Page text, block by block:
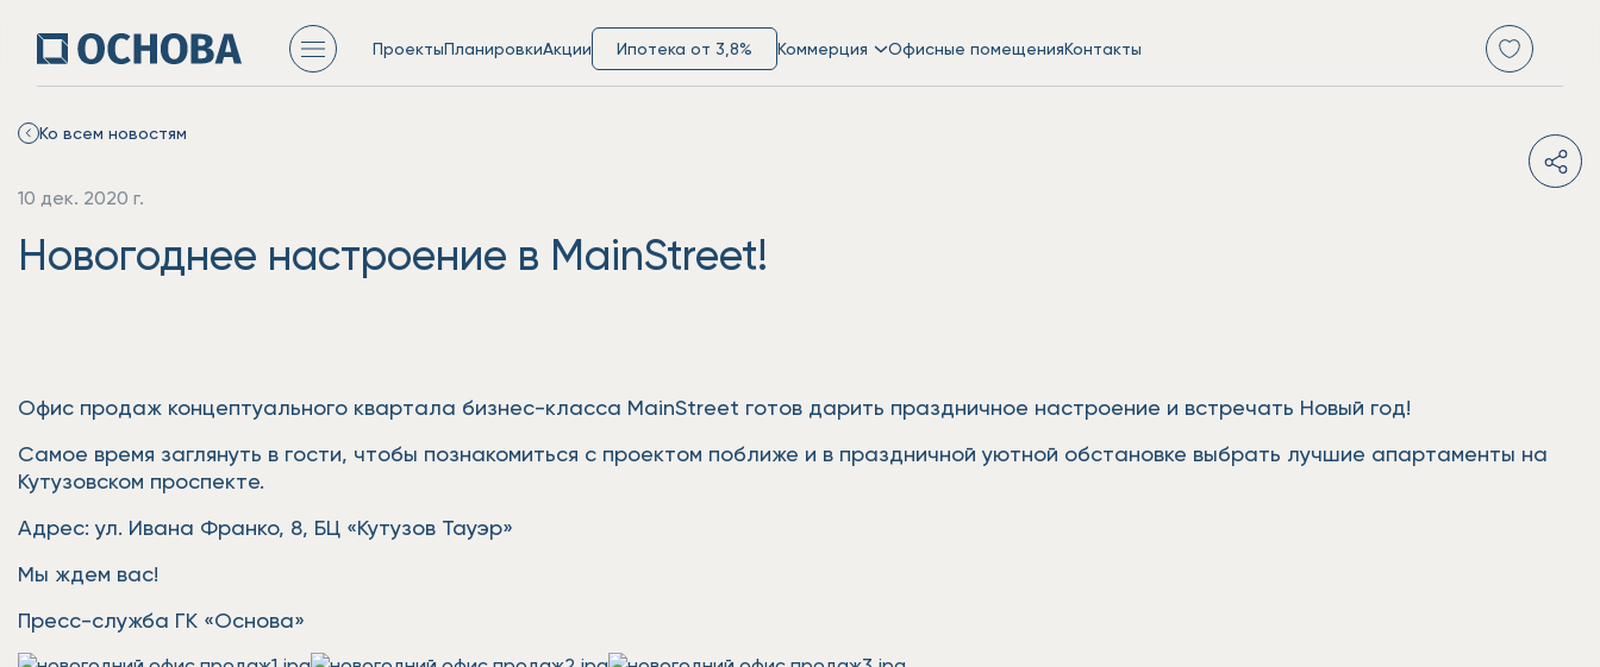
ПроектыПланировкиАкции Ипотека от 3,8% Коммерция Офисные помещенияКонтакты
Ко всем новостям
10 дек. 2020 г.
Новогоднее настроение в MainStreet!
Офис продаж концептуального квартала бизнес-класса MainStreet готов дарить праздничное настроение и встречать Новый год!
Самое время заглянуть в гости, чтобы познакомиться с проектом поближе и в праздничной уютной обстановке выбрать лучшие апартаменты на
Кутузовском проспекте.
Адрес: ул. Ивана Франко, 8, БЦ «Кутузов Тауэр»
Мы ждем вас!
Пресс-служба ГК «Основа»